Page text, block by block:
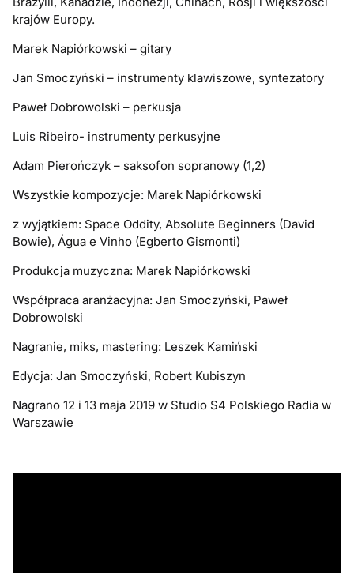
krajów Europy.
Marek Napiórkowski – gitary
Jan Smoczyński – instrumenty klawiszowe, syntezatory
Paweł Dobrowolski – perkusja
Luis Ribeiro- instrumenty perkusyjne
Adam Pierończyk – saksofon sopranowy (1,2)
Wszystkie kompozycje: Marek Napiórkowski
z wyjątkiem: Space Oddity, Absolute Beginners (David
Bowie),Água e Vinho (Egberto Gismonti)
Produkcja muzyczna: Marek Napiórkowski
Współpraca aranżacyjna: Jan Smoczyński, Paweł
Dobrowolski
Nagranie, miks, mastering: Leszek Kamiński
Edycja: Jan Smoczyński, Robert Kubiszyn
Nagrano 12 i 13 maja 2019 w Studio S4 Polskiego Radia w
Warszawie